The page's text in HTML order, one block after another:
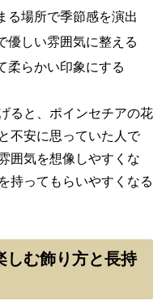
る場所で季節感を演出
優しい雰囲気に整える
柔らかい印象にする
ると、ポインセチアの花
不安に思っていた人で
囲気を想像しやすくな
持ってもらいやすくなる
しむ飾り方と長持